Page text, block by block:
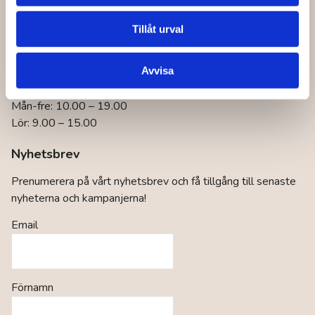
Tillåt urval
Avvisa
Öppettider konsumentkontakt
Öppettider butik
Mån-fre: 10.00 – 19.00
Lör: 9.00 – 15.00
Nyhetsbrev
Prenumerera på vårt nyhetsbrev och få tillgång till senaste
nyheterna och kampanjerna!
Email
Förnamn